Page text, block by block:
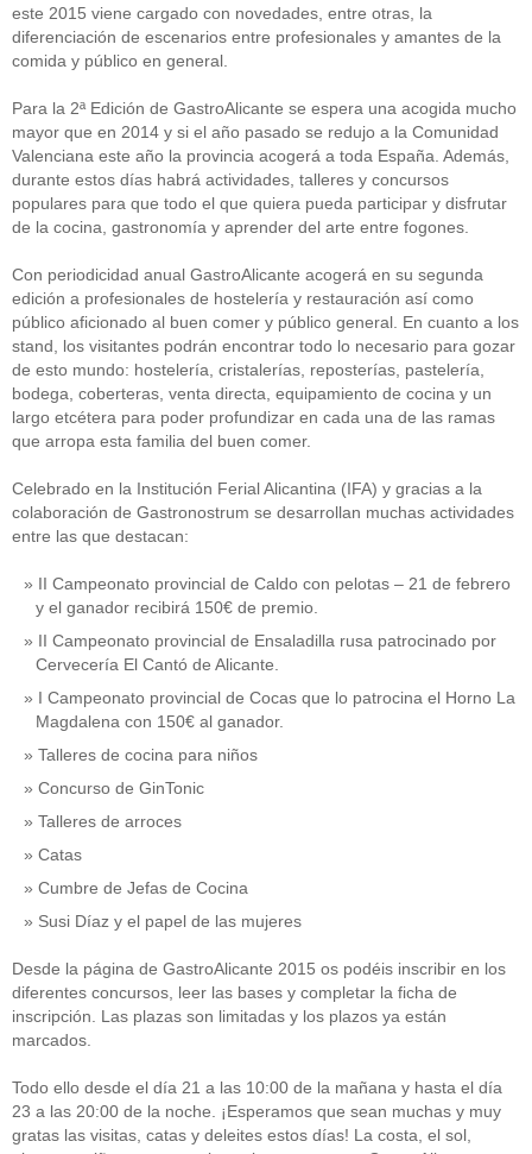
este 2015 viene cargado con novedades, entre otras, la
diferenciación de escenarios entre profesionales y amantes de la
comida y público en general.
Para la 2ª Edición de GastroAlicante se espera una acogida mucho
mayor que en 2014 y si el año pasado se redujo a la Comunidad
Valenciana este año la provincia acogerá a toda España. Además,
durante estos días habrá actividades, talleres y concursos
populares para que todo el que quiera pueda participar y disfrutar
de la cocina, gastronomía y aprender del arte entre fogones.
Con periodicidad anual GastroAlicante acogerá en su segunda
edición a profesionales de hostelería y restauración así como
público aficionado al buen comer y público general. En cuanto a los
stand, los visitantes podrán encontrar todo lo necesario para gozar
de esto mundo: hostelería, cristalerías, reposterías, pastelería,
bodega, coberteras, venta directa, equipamiento de cocina y un
largo etcétera para poder profundizar en cada una de las ramas
que arropa esta familia del buen comer.
Celebrado en la Institución Ferial Alicantina (IFA) y gracias a la
colaboración de Gastronostrum se desarrollan muchas actividades
entre las que destacan:
II Campeonato provincial de Caldo con pelotas – 21 de febrero
y el ganador recibirá 150€ de premio.
II Campeonato provincial de Ensaladilla rusa patrocinado por
Cervecería El Cantó de Alicante.
I Campeonato provincial de Cocas que lo patrocina el Horno La
Magdalena con 150€ al ganador.
Talleres de cocina para niños
Concurso de GinTonic
Talleres de arroces
Catas
Cumbre de Jefas de Cocina
Susi Díaz y el papel de las mujeres
Desde la página de GastroAlicante 2015 os podéis inscribir en los
diferentes concursos, leer las bases y completar la ficha de
inscripción. Las plazas son limitadas y los plazos ya están
marcados.
Todo ello desde el día 21 a las 10:00 de la mañana y hasta el día
23 a las 20:00 de la noche. ¡Esperamos que sean muchas y muy
gratas las visitas, catas y deleites estos días! La costa, el sol,